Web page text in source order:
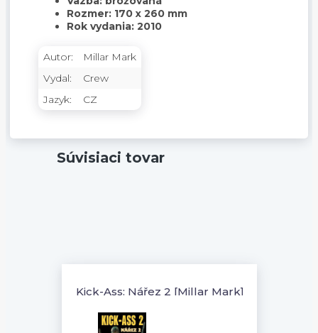
Rozmer: 170 x 260 mm
Rok vydania: 2010
Autor:
Millar Mark
Vydal:
Crew
Jazyk:
CZ
Súvisiaci tovar
Kick-Ass: Nářez 2 [Millar Mark]